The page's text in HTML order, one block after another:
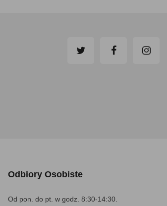
Odbiory Osobiste
Od pon. do pt. w godz. 8:30-14:30.